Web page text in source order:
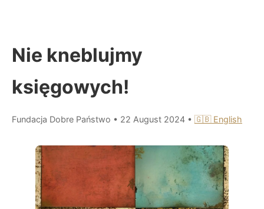
Nie kneblujmy
księgowych!
Fundacja Dobre Państwo • 22 August 2024 • 🇬🇧 English